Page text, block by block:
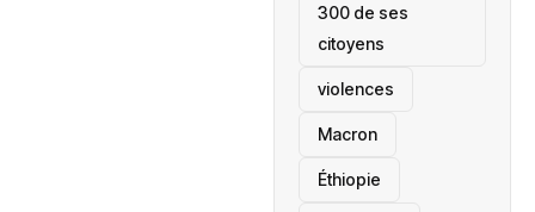
300 de ses
citoyens
violences
Macron
Éthiopie